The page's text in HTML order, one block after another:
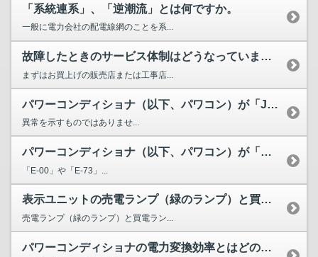
「系統連系」、「逆潮流」とは何ですか。
一般に電力会社の配電線網のことを系...
故障したときのサービス体制はどうなっていますか？
まずはお買上げの販売店または工事店...
パワーコンディショナ（以下、パワコン）が「JU」または「ジ...
異常を示すものではありませ...
パワーコンディショナ（以下、パワコン）が「E-〇〇」（〇は...
「E-00」や「E-73」...
表示ユニットの売電ランプ（緑のランプ）と買電ランプ（赤のラ...
売電ランプ（緑のランプ）と買電ラン...
パワーコンディショナの電力変換効率とはどのようなものですか？